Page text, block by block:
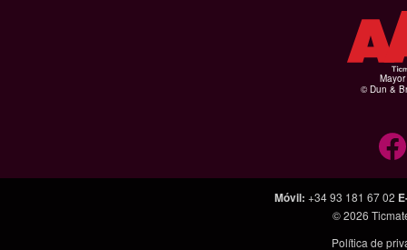
© Dun &
Móvil: +34 93 181 67 02
© 2026
Política de